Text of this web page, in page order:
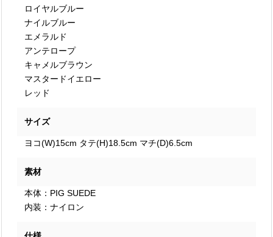
ロイヤルブルー
ナイルブルー
エメラルド
アンテロープ
キャメルブラウン
マスタードイエロー
レッド
サイズ
ヨコ(W)15cm タテ(H)18.5cm マチ(D)6.5cm
素材
本体：PIG SUEDE
内装：ナイロン